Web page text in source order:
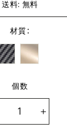
送料: 無料
材質:
個数